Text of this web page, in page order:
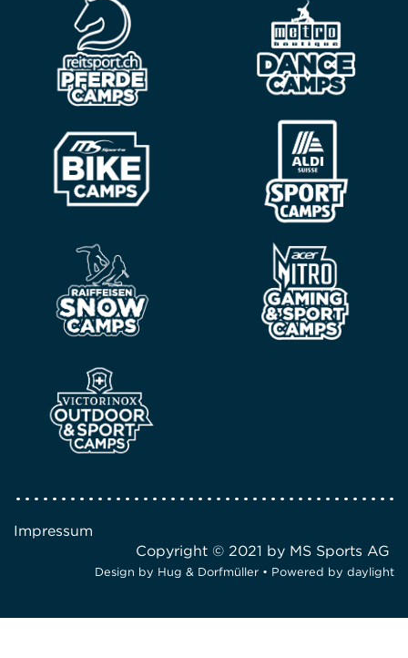
Impressum
Copyright © 2021 by MS Sports AG
Design by Hug & Dorfmüller • Powered by daylight